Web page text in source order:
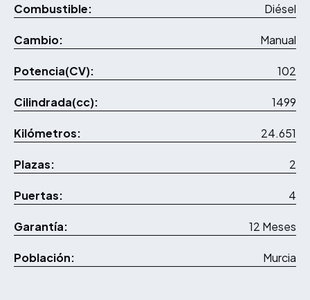
Combustible: Diésel
Cambio: Manual
Potencia(CV): 102
Cilindrada(cc): 1499
Kilómetros: 24.651
Plazas: 2
Puertas: 4
Garantía: 12 Meses
Población: Murcia